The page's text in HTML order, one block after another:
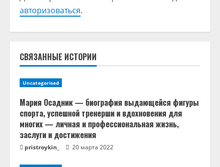
т
ь
ч
т
е
н
и
е
авторизоваться.
СВЯЗАННЫЕ ИСТОРИИ
Uncategorised
Мария Осадник — биография выдающейся фигуры
спорта, успешной тренерши и вдохновения для
многих — личная и профессиональная жизнь,
заслуги и достижения
pristroykin_ 20 марта 2022